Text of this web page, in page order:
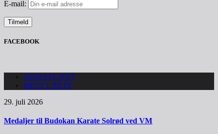
E-mail:
FACEBOOK
SENESTE NYT
MEST LÆSTE
29. juli 2026
Medaljer til Budokan Karate Solrød ved VM